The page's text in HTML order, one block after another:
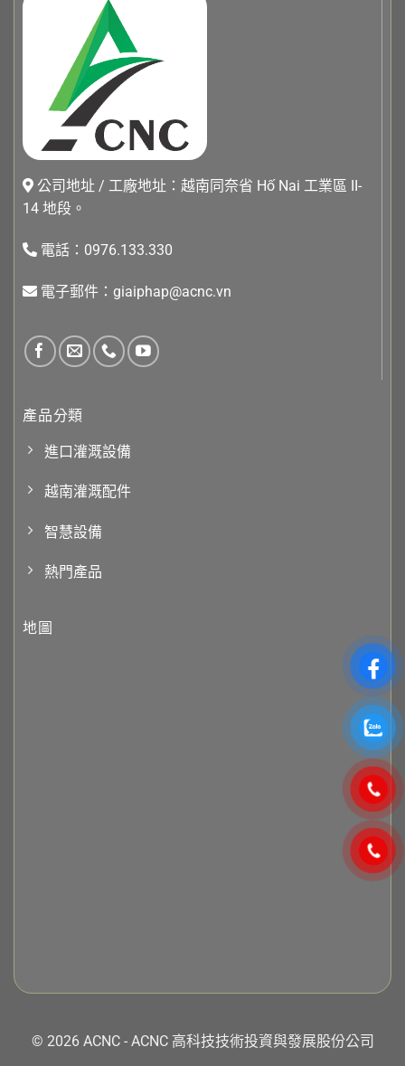
公司地址 / 工廠地址：越南同奈省 Hố Nai 工業區 II-
14 地段。
電話：0976.133.330
電子郵件：giaiphap@acnc.vn
產品分類
進口灌溉設備
越南灌溉配件
智慧設備
熱門產品
地圖
© 2026 ACNC - ACNC 高科技技術投資與發展股份公司